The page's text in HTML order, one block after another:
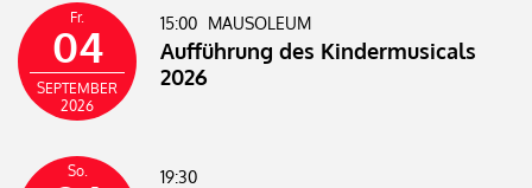
Fr.
04
SEPTEMBER
2026
15:00 MAUSOLEUM
Aufführung des Kindermusicals
2026
So. 19:30